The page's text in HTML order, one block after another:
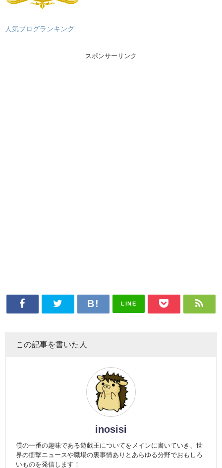
人気ブログランキング
スポンサーリンク
LINE
この記事を書いた人
inosisi
僕の一番の趣味である遊戯王についてをメインに書いていき、世
界の衝撃ニュースや職場の裏事情ありとあらゆる分野でおもしろ
いものを発信します！